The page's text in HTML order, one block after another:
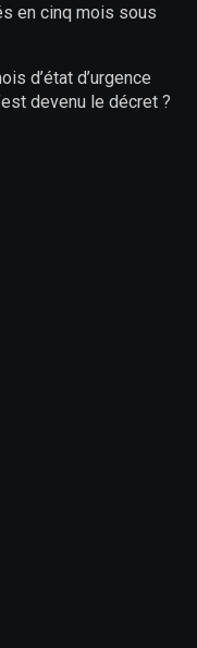
en cinq mois sous
d’état d’urgence
devenu le décret ?